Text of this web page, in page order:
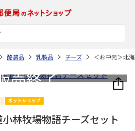
酪農品 乳製品 チーズ ＜お中元＞北
林牧場物語チーズセット